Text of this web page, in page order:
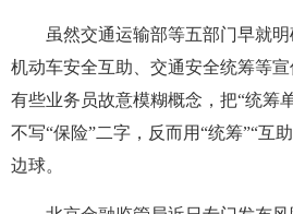
虽然交通运输部等五部门早就明
机动车安全互助、交通安全统筹等宣
有些业务员故意模糊概念，把“统筹
不写“保险”二字，反而用“统筹”“互
边球。